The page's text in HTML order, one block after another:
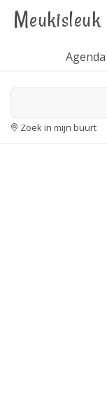
Meukisleuk
Agenda
Zoek in mijn buurt